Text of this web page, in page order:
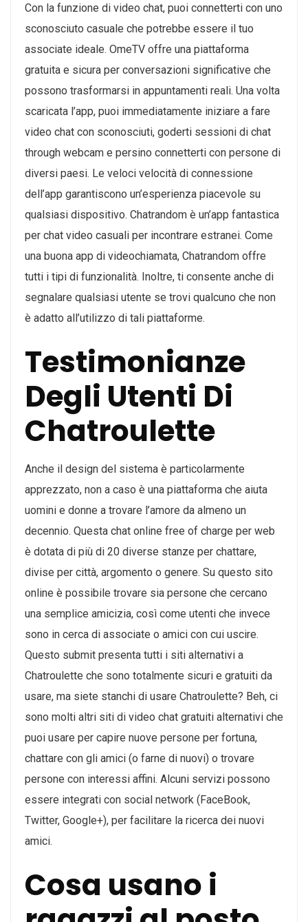
Con la funzione di video chat, puoi connetterti con uno
sconosciuto casuale che potrebbe essere il tuo
associate ideale. OmeTV offre una piattaforma
gratuita e sicura per conversazioni significative che
possono trasformarsi in appuntamenti reali. Una volta
scaricata l’app, puoi immediatamente iniziare a fare
video chat con sconosciuti, goderti sessioni di chat
through webcam e persino connetterti con persone di
diversi paesi. Le veloci velocità di connessione
dell’app garantiscono un’esperienza piacevole su
qualsiasi dispositivo. Chatrandom è un’app fantastica
per chat video casuali per incontrare estranei. Come
una buona app di videochiamata, Chatrandom offre
tutti i tipi di funzionalità. Inoltre, ti consente anche di
segnalare qualsiasi utente se trovi qualcuno che non
è adatto all’utilizzo di tali piattaforme.
Testimonianze
Degli Utenti Di
Chatroulette
Anche il design del sistema è particolarmente
apprezzato, non a caso è una piattaforma che aiuta
uomini e donne a trovare l’amore da almeno un
decennio. Questa chat online free of charge per web
è dotata di più di 20 diverse stanze per chattare,
divise per città, argomento o genere. Su questo sito
online è possibile trovare sia persone che cercano
una semplice amicizia, così come utenti che invece
sono in cerca di associate o amici con cui uscire.
Questo submit presenta tutti i siti alternativi a
Chatroulette che sono totalmente sicuri e gratuiti da
usare, ma siete stanchi di usare Chatroulette? Beh, ci
sono molti altri siti di video chat gratuiti alternativi che
puoi usare per capire nuove persone per fortuna,
chattare con gli amici (o farne di nuovi) o trovare
persone con interessi affini. Alcuni servizi possono
essere integrati con social network (FaceBook,
Twitter, Google+), per facilitare la ricerca dei nuovi
amici.
Cosa usano i